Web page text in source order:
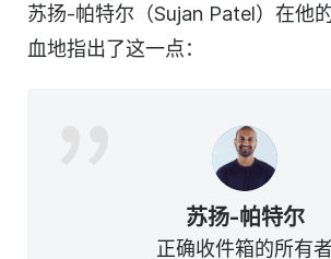
苏扬-帕特尔（Sujan Patel）在他
血地指出了这一点：
苏扬-帕特尔
正确收件箱的所有者